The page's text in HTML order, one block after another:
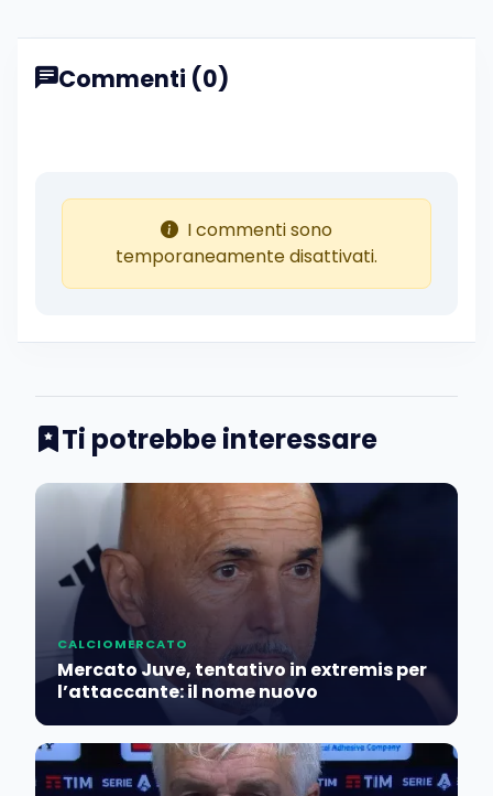
Commenti (0)
I commenti sono
temporaneamente disattivati.
Ti potrebbe interessare
CALCIOMERCATO
Mercato Juve, tentativo in extremis per
l’attaccante: il nome nuovo